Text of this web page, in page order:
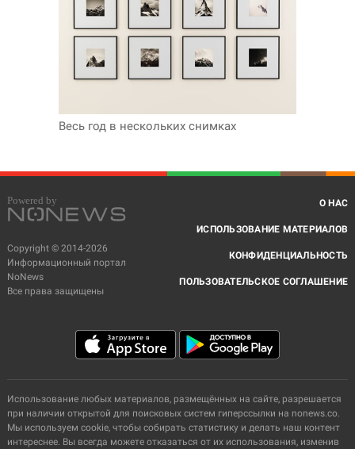
Весь год в нескольких снимках
Copyright © 2014-2026
Информационный портал
NoNews
Все права защищены
О НАС
ИСПОЛЬЗОВАНИЕ МАТЕРИАЛОВ
КОНФИДЕНЦИАЛЬНОСТЬ
ПОЛЬЗОВАТЕЛЬСКОЕ СОГЛАШЕНИЕ
Использование любых материалов, размещённых на сайте, разрешается
при наличии открытой для поисковых систем гиперссылки на nonews.co.
Мы используем cookie, чтобы собирать статистику и делать наш контент
интереснее. Вы всегда можете отказаться от их использования, изменив